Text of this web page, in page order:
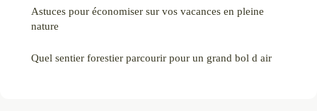
Astuces pour économiser sur vos vacances en pleine
nature
Quel sentier forestier parcourir pour un grand bol d air